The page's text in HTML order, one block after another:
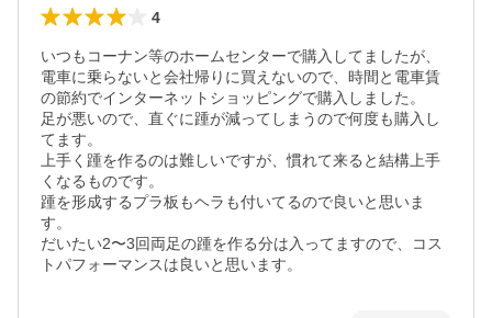
4
いつもコーナン等のホームセンターで購入してましたが、
電車に乗らないと会社帰りに買えないので、時間と電車賃
の節約でインターネットショッピングで購入しました。
足が悪いので、直ぐに踵が減ってしまうので何度も購入し
てます。
上手く踵を作るのは難しいですが、慣れて来ると結構上手
くなるものです。
踵を形成するプラ板もヘラも付いてるので良いと思いま
す。
だいたい2〜3回両足の踵を作る分は入ってますので、コス
トパフォーマンスは良いと思います。